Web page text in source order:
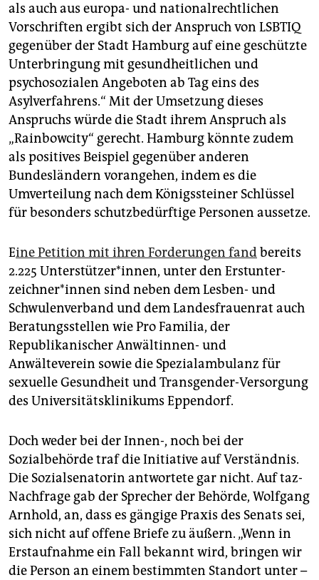
als auch aus europa- und nationalrechtlichen
Vorschriften ergibt sich der Anspruch von LSBTIQ
gegenüber der Stadt Hamburg auf eine geschützte
Unterbringung mit gesundheitlichen und
psychosozialen Angeboten ab Tag eins des
Asylverfahrens.“ Mit der Umsetzung dieses
Anspruchs würde die Stadt ihrem Anspruch als
„Rainbowcity“ gerecht. Hamburg könnte zudem
als positives Beispiel gegenüber anderen
Bundesländern vorangehen, indem es die
Umverteilung nach dem Königssteiner Schlüssel
für besonders schutzbedürftige Personen aussetze.
Eine Petition mit ihren Forderungen fandbereits
2.225 Un­ter­stüt­ze­r*in­nen, unter den Erst­un­ter­
zeich­ne­r*in­nen sind neben dem Lesben- und
Schwulenverband und dem Landesfrauenrat auch
Beratungsstellen wie Pro Familia, der
Republikanischer Anwältinnen- und
Anwälteverein sowie die Spezialambulanz für
sexuelle Gesundheit und Transgender-Versorgung
des Universitätsklinikums Eppendorf.
Doch weder bei der Innen-, noch bei der
Sozialbehörde traf die Initiative auf Verständnis.
Die Sozialsenatorin antwortete gar nicht. Auf taz-
Nachfrage gab der Sprecher der Behörde, Wolfgang
Arnhold, an, dass es gängige Praxis des Senats sei,
sich nicht auf offene Briefe zu äußern. „Wenn in
Erstaufnahme ein Fall bekannt wird, bringen wir
die Person an einem bestimmten Standort unter –